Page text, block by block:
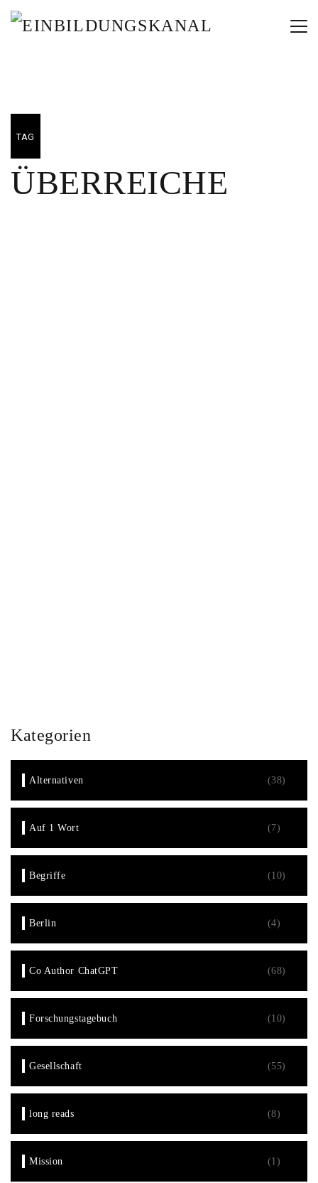
TAG
ÜBERREICHE
Kategorien
Alternativen (38)
Auf 1 Wort (7)
Begriffe (10)
Berlin (4)
Co Author ChatGPT (68)
Forschungstagebuch (10)
Gesellschaft (55)
long reads (8)
Mission (1)